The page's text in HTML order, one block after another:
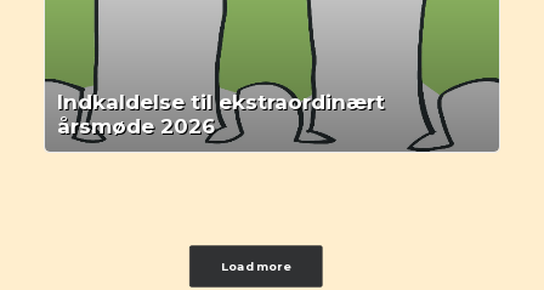
Indkaldelse til ekstraordinært
årsmøde 2026
Load more